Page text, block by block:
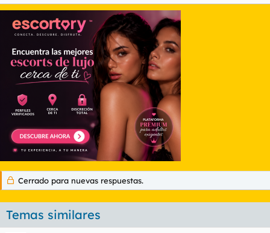
Cerrado para nuevas respuestas.
Temas similares